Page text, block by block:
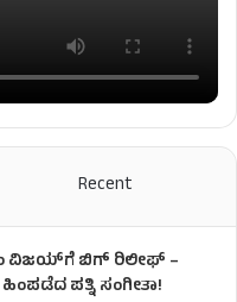
Recent
ವಿಜಯ್‌ಗೆ ಬಿಗ್ ರಿಲೀಫ್ –
ಪತ್ನಿ ಸಂಗೀತಾ!